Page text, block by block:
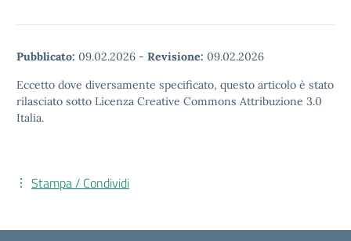
Pubblicato: 09.02.2026 - Revisione: 09.02.2026
Eccetto dove diversamente specificato, questo articolo è stato
rilasciato sotto Licenza Creative Commons Attribuzione 3.0
Italia.
Stampa / Condividi